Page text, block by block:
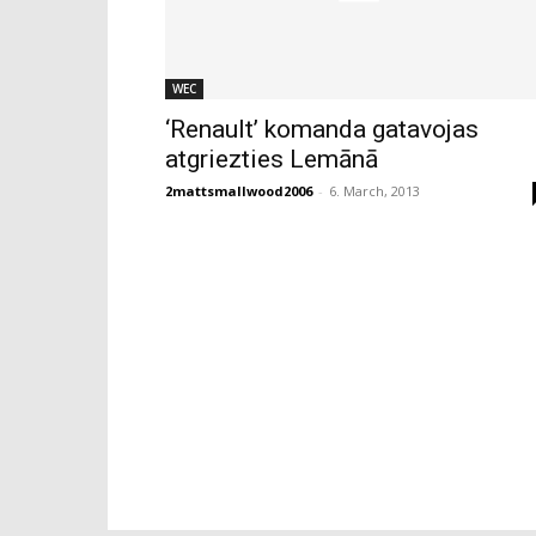
WEC
‘Renault’ komanda gatavojas
atgriezties Lemānā
2mattsmallwood2006 - 6. March, 2013